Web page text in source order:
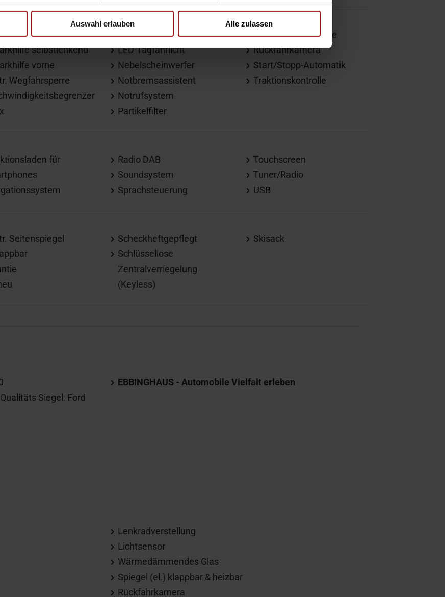
Auswahl erlauben Alle zulassen
hinten
selbstlenkend
vorne
Wegfahrsperre
LED-Scheinwerfer
LED-Tagfahrlicht
Nebelscheinwerfer
Notbremsassistent
Notrufsystem
Partikelfilter
Reifendruckkontrolle
Rückfahrkamera
Start/Stopp-Automatik
Traktionskontrolle
für
Radio DAB
Soundsystem
Sprachsteuerung
Touchscreen
Tuner/Radio
USB
Seitenspiegel
Scheckheftgepflegt
Schlüssellose
Zentralverriegelung
(Keyless)
Skisack
Siegel: Ford
EBBINGHAUS - Automobile Vielfalt erleben
Lenkradverstellung
Lichtsensor
Wärmedämmendes Glas
Spiegel (el.) klappbar & heizbar
Rückfahrkamera